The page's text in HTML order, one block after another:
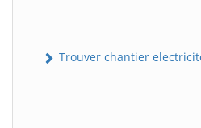
Trouver chantier